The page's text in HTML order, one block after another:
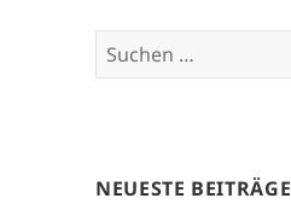
Suchen
nach:
NEUESTE BEITRÄGE